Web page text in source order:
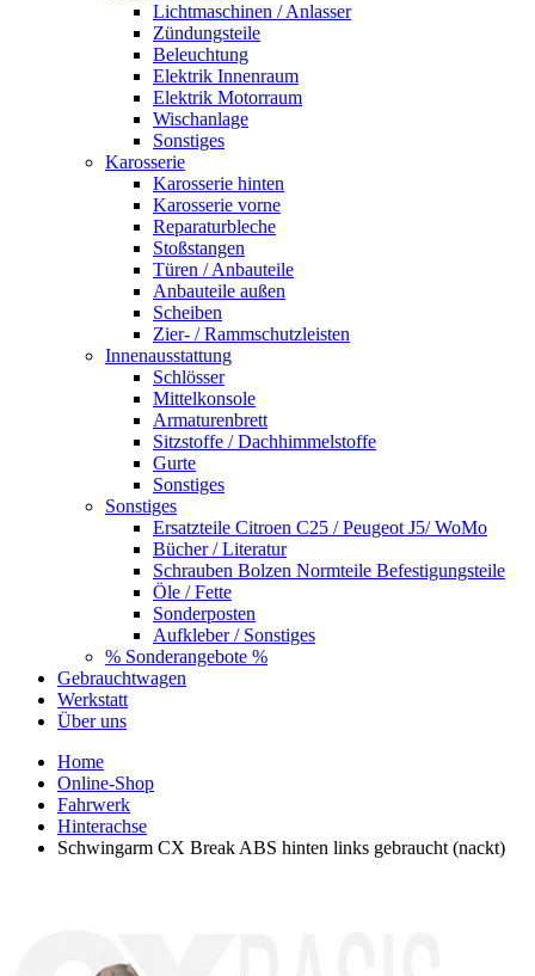
Lichtmaschinen / Anlasser
Zündungsteile
Beleuchtung
Elektrik Innenraum
Elektrik Motorraum
Wischanlage
Sonstiges
Karosserie
Karosserie hinten
Karosserie vorne
Reparaturbleche
Stoßstangen
Türen / Anbauteile
Anbauteile außen
Scheiben
Zier- / Rammschutzleisten
Innenausstattung
Schlösser
Mittelkonsole
Armaturenbrett
Sitzstoffe / Dachhimmelstoffe
Gurte
Sonstiges
Sonstiges
Ersatzteile Citroen C25 / Peugeot J5/ WoMo
Bücher / Literatur
Schrauben Bolzen Normteile Befestigungsteile
Öle / Fette
Sonderposten
Aufkleber / Sonstiges
% Sonderangebote %
Gebrauchtwagen
Werkstatt
Über uns
Home
Online-Shop
Fahrwerk
Hinterachse
Schwingarm CX Break ABS hinten links gebraucht (nackt)